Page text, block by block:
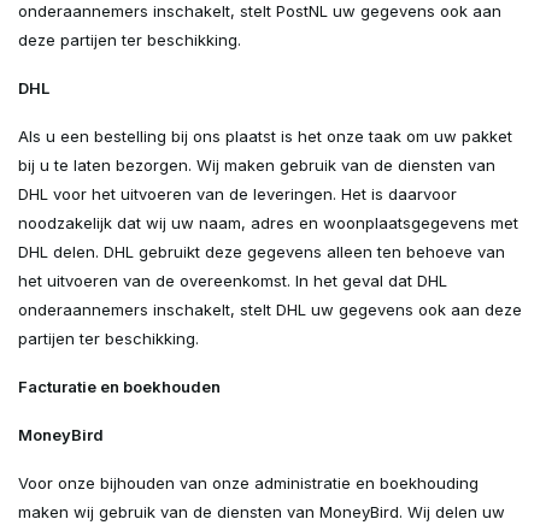
onderaannemers inschakelt, stelt PostNL uw gegevens ook aan
deze partijen ter beschikking.
DHL
Als u een bestelling bij ons plaatst is het onze taak om uw pakket
bij u te laten bezorgen. Wij maken gebruik van de diensten van
DHL voor het uitvoeren van de leveringen. Het is daarvoor
noodzakelijk dat wij uw naam, adres en woonplaatsgegevens met
DHL delen. DHL gebruikt deze gegevens alleen ten behoeve van
het uitvoeren van de overeenkomst. In het geval dat DHL
onderaannemers inschakelt, stelt DHL uw gegevens ook aan deze
partijen ter beschikking.
Facturatie en boekhouden
MoneyBird
Voor onze bijhouden van onze administratie en boekhouding
maken wij gebruik van de diensten van MoneyBird. Wij delen uw